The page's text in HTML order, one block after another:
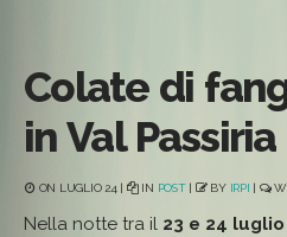
Colate di
in Val Passiria
ON LUGLIO 24 | IN POST| BY IRPI |
Nella notte tra il 23 e 24 luglio